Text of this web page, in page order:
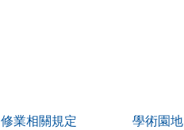
修業相關規定 學術園地